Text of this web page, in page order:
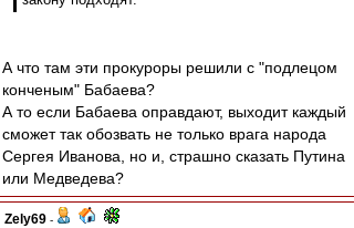
А что там эти прокуроры решили с "подлецом
конченым" Бабаева?
А то если Бабаева оправдают, выходит каждый
сможет так обозвать не только врага народа
Сергея Иванова, но и, страшно сказать Путина
или Медведева?
Zely69 -